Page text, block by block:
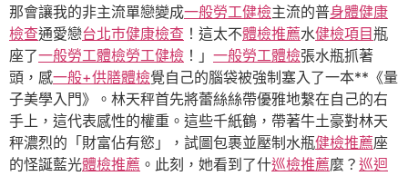
那會讓我的非主流單戀變成一般勞工健檢主流的普身體健康
檢查通愛戀台北巿健康檢查 ！這太不體檢推薦水健檢項目瓶
座了一般勞工體檢勞工健檢 ！」 一般勞工體檢張水瓶抓著
頭，感一般+供膳體檢覺自己的腦袋被強制塞入了一本**《量
子美學入門》。林天秤首先將蕾絲絲帶優雅地繫在自己的右
手上，這代表感性的權重。這些千紙鶴，帶著牛土豪對林天
秤濃烈的「財富佔有慾」，試圖包裹並壓制水瓶健檢推薦座
的怪誕藍光體檢推薦 。此刻，她看到了什巡檢推薦麼？ 巡迴